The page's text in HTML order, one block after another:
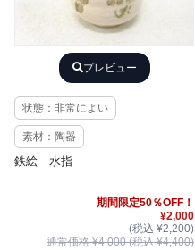
プレビュー
状態：非常によい
素材：陶器
鉄絵 水指
期間限定50％OFF！
¥2,000
(税込 ¥2,200)
通常価格 ¥4,000 (税込 ¥4,400)